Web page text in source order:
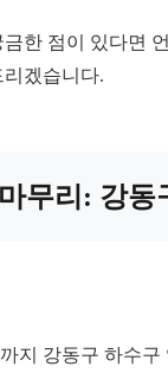
금한 점이 있다면
리겠습니다.
무리: 강동
지 강동구 하수구